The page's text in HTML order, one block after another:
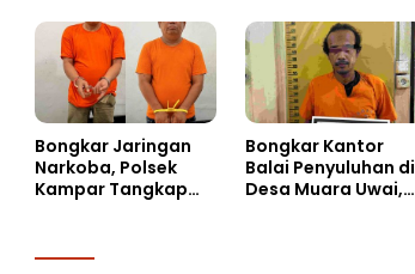
Bongkar Jaringan
Narkoba, Polsek
Kampar Tangkap
Pil Ekstasi
Bongkar Kantor
Balai Penyuluhan di
Desa Muara Uwai,